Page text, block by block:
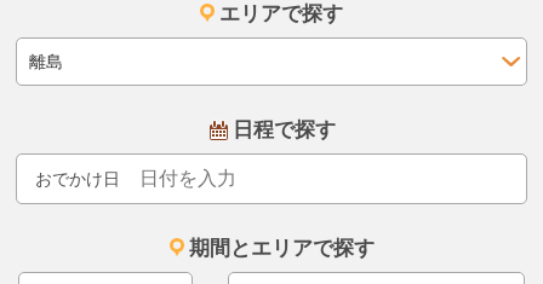
エリアで探す
日程で探す
おでかけ日
期間とエリアで探す